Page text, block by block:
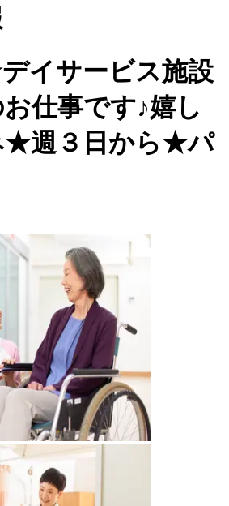
イサービス施設
仕事です♪嬉し
★週３日から★パ